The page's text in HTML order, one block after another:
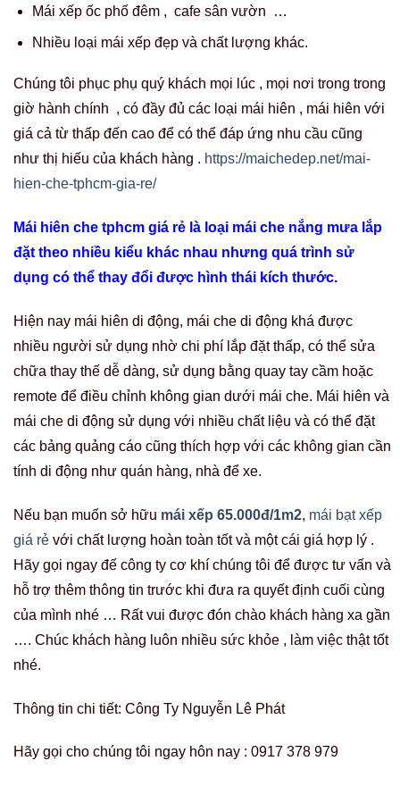
Mái xếp ốc phố đêm , cafe sân vườn …
Nhiều loại mái xếp đẹp và chất lượng khác.
Chúng tôi phục phụ quý khách mọi lúc , mọi nơi trong trong
giờ hành chính , có đầy đủ các loại mái hiên , mái hiên với
giá cả từ thấp đến cao để có thể đáp ứng nhu cầu cũng
như thị hiếu của khách hàng . https://maichedep.net/mai-
hien-che-tphcm-gia-re/
Mái hiên che tphcm giá rẻ là loại mái che nắng mưa lắp
đặt theo nhiều kiểu khác nhau nhưng quá trình sử
dụng có thể thay đổi được hình thái kích thước.
Hiện nay mái hiên di động, mái che di động khá được
nhiều người sử dụng nhờ chi phí lắp đặt thấp, có thể sửa
chữa thay thế dễ dàng, sử dụng bằng quay tay cầm hoặc
remote để điều chỉnh không gian dưới mái che. Mái hiên và
mái che di động sử dụng với nhiều chất liệu và có thể đặt
các bảng quảng cáo cũng thích hợp với các không gian cần
tính di động như quán hàng, nhà để xe.
Nếu bạn muốn sở hữu mái xếp 65.000đ/1m2, mái bạt xếp
giá rẻ với chất lượng hoàn toàn tốt và một cái giá hợp lý .
Hãy gọi ngay đế công ty cơ khí chúng tôi để được tư vấn và
hỗ trợ thêm thông tin trước khi đưa ra quyết định cuối cùng
của mình nhé … Rất vui được đón chào khách hàng xa gần
…. Chúc khách hàng luôn nhiều sức khỏe , làm việc thật tốt
nhé.
Thông tin chi tiết: Công Ty Nguyễn Lê Phát
Hãy gọi cho chúng tôi ngay hôn nay : 0917 378 979